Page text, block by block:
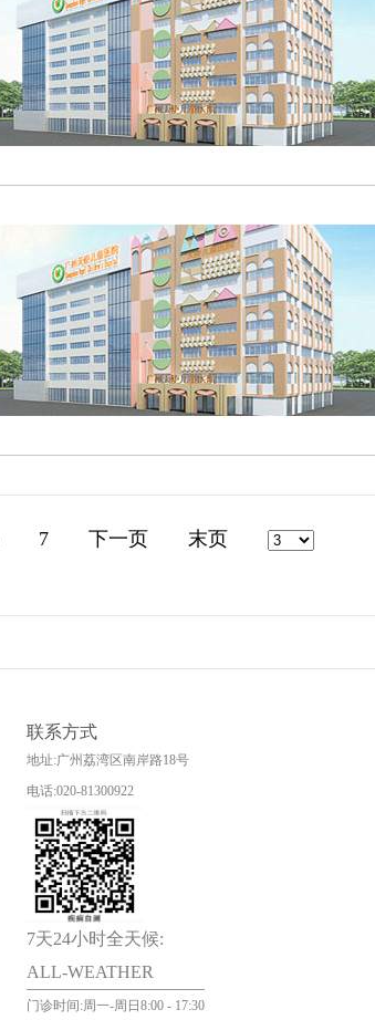
7 下一页
末页
联系方式
地址:广州荔湾区南岸路18号
电话:020-81300922
7天24小时全天候:
ALL-WEATHER
门诊时间:周一-周日8:00 - 17:30